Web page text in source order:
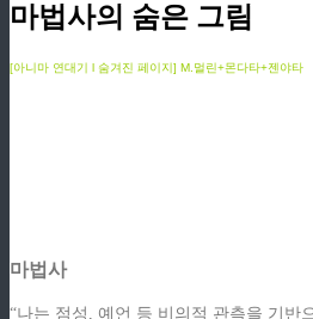
마법사의 숨은 그림
[아니마 연대기 l 숨겨진 페이지] M.멀린+몬다타+젠야타
마법사
“나는 점성, 예언 등 비의적 관측을 기반